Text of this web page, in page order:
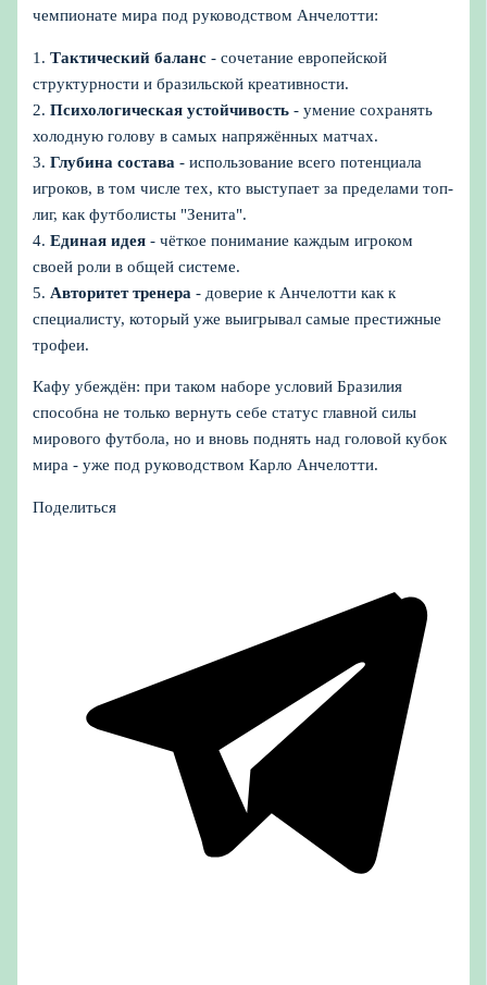
чемпионате мира под руководством Анчелотти:
1.Тактический баланс - сочетание европейской
структурности и бразильской креативности.
2.Психологическая устойчивость - умение сохранять
холодную голову в самых напряжённых матчах.
3.Глубина состава - использование всего потенциала
игроков, в том числе тех, кто выступает за пределами топ-
лиг, как футболисты "Зенита".
4.Единая идея - чёткое понимание каждым игроком
своей роли в общей системе.
5. Авторитет тренера - доверие к Анчелотти как к
специалисту, который уже выигрывал самые престижные
трофеи.
Кафу убеждён: при таком наборе условий Бразилия
способна не только вернуть себе статус главной силы
мирового футбола, но и вновь поднять над головой кубок
мира - уже под руководством Карло Анчелотти.
Поделиться